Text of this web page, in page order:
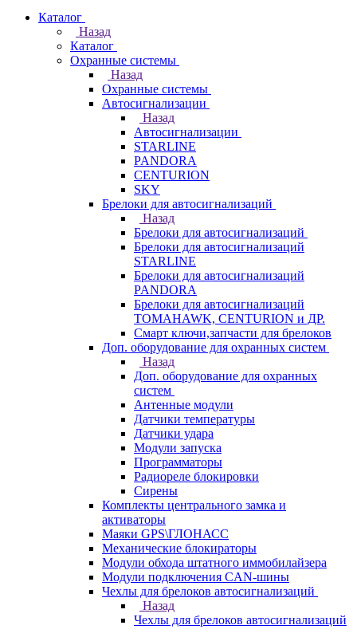
Каталог
Назад
Каталог
Охранные системы
Назад
Охранные системы
Автосигнализации
Назад
Автосигнализации
STARLINE
PANDORA
CENTURION
SKY
Брелоки для автосигнализаций
Назад
Брелоки для автосигнализаций
Брелоки для автосигнализаций
STARLINE
Брелоки для автосигнализаций
PANDORA
Брелоки для автосигнализаций
TOMAHAWK, CENTURION и ДР.
Смарт ключи,запчасти для брелоков
Доп. оборудование для охранных систем
Назад
Доп. оборудование для охранных
систем
Антенные модули
Датчики температуры
Датчики удара
Модули запуска
Программаторы
Радиореле блокировки
Сирены
Комплекты центрального замка и
активаторы
Маяки GPS\ГЛОНАСС
Механические блокираторы
Модули обхода штатного иммобилайзера
Модули подключения CAN-шины
Чехлы для брелоков автосигнализаций
Назад
Чехлы для брелоков автосигнализаций